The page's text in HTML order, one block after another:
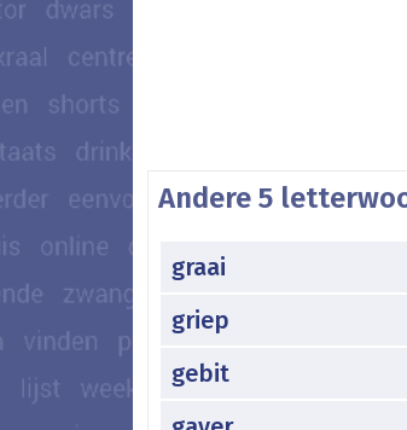
Andere 5
graai
griep
gebit